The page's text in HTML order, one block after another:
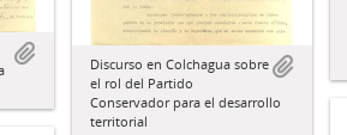
Discurso en Colchagua sobre
el rol del Partido
Conservador para el desarrollo
territorial